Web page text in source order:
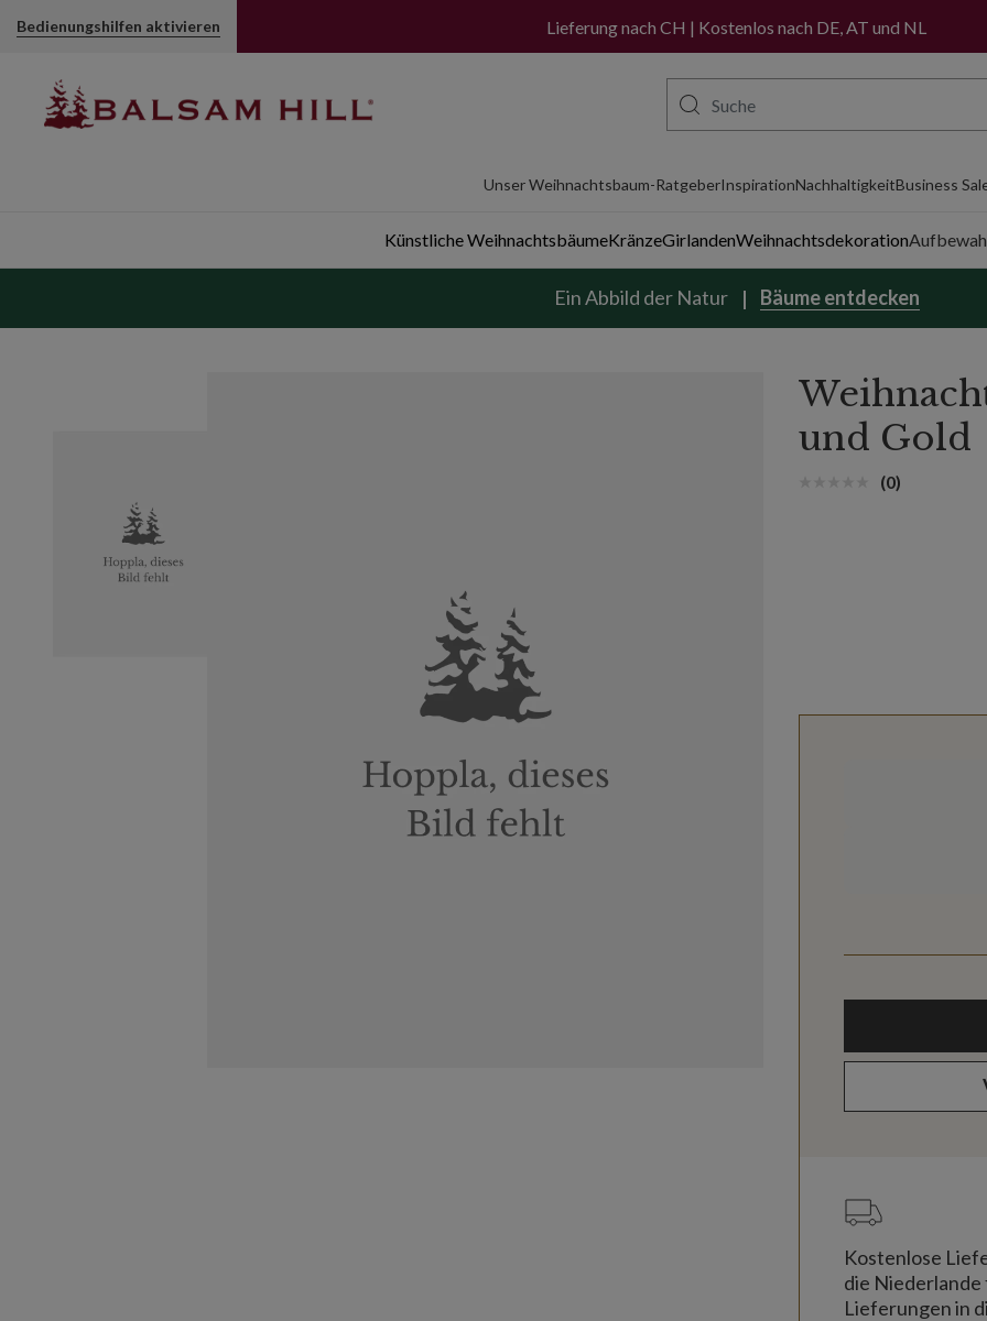
Bedienungshilfen aktivieren Lieferung nach CH | Kostenlos nach DE, AT und NL
Unser Weihnachtsbaum-RatgeberInspirationNachhaltigkeitBusiness
Künstliche WeihnachtsbäumeKränzeGirlandenWeihnachtsdekoration
Ein Abbild der Natur Bäume entdecken
und Gold
(0)
Kostenlose
die
Lieferungen in